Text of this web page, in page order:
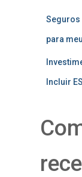
Seguros
para
Incluir